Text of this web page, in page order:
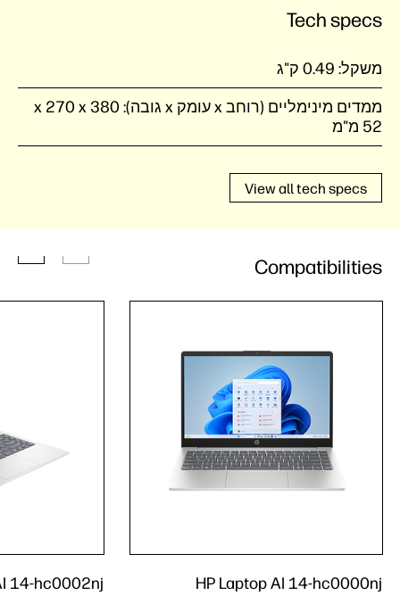
Tech specs
משקל: 0.49 ק"ג
ממדים מינימליים (רוחב x עומק x גובה):
52 מ"מ
View all tech specs
Compatibilities
14-hc0002nj HP Laptop AI 14-hc0000nj